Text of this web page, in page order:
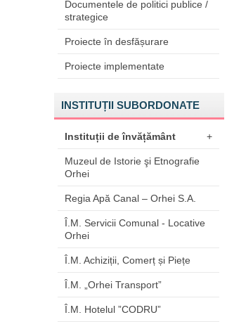
Documentele de politici publice /
strategice
Proiecte în desfășurare
Proiecte implementate
INSTITUȚII SUBORDONATE
Instituții de învățământ +
Muzeul de Istorie şi Etnografie
Orhei
Regia Apă Canal – Orhei S.A.
Î.M. Servicii Comunal - Locative
Orhei
Î.M. Achiziții, Comerț și Piețe
Î.M. „Orhei Transport”
Î.M. Hotelul ”CODRU”